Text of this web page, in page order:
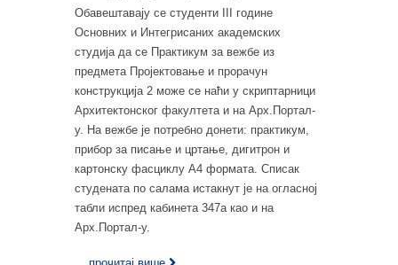
Обавештавају се студенти III године
Основних и Интегрисаних академских
студија да се Практикум за вежбе из
предмета Пројектовање и прорачун
конструкција 2 може се наћи у скриптарници
Архитектонског факултета и на Арх.Портал-
у. На вежбе је потребно донети: практикум,
прибор за писање и цртање, дигитрон и
картонску фасциклу А4 формата. Списак
студената по салама истакнут је на огласној
табли испред кабинета 347а као и на
Арх.Портал-у.